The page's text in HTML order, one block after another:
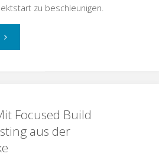
zu beschleunigen.
Focused Build
aus der